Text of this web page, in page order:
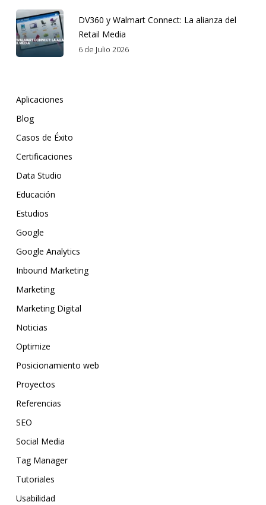
DV360 y Walmart Connect: La alianza del
Retail Media
6 de Julio 2026
Aplicaciones
Blog
Casos de Éxito
Certificaciones
Data Studio
Educación
Estudios
Google
Google Analytics
Inbound Marketing
Marketing
Marketing Digital
Noticias
Optimize
Posicionamiento web
Proyectos
Referencias
SEO
Social Media
Tag Manager
Tutoriales
Usabilidad